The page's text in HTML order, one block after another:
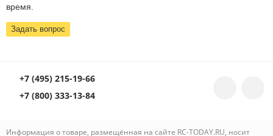
время.
Задать вопрос
+7 (495) 215-19-66
+7 (800) 333-13-84
Информация о товаре, размещённая на сайте RC-TODAY.RU, носит